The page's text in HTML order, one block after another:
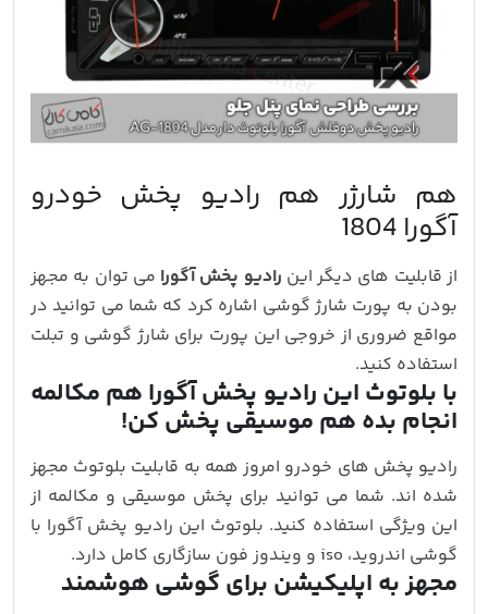
هم شارژر هم رادیو پخش خودرو
آگورا 1804
از قابلیت های دیگر این رادیو پخش آگورا می توان به مجهز
بودن به پورت شارژ گوشی اشاره کرد که شما می توانید در
مواقع ضروری از خروجی این پورت برای شارژ گوشی و تبلت
استفاده کنید.
با بلوتوث این رادیو پخش آگورا هم مکالمه
انجام بده هم موسیقی پخش کن!
رادیو پخش های خودرو امروز همه به قابلیت بلوتوث مجهز
شده اند. شما می توانید برای پخش موسیقی و مکالمه از
این ویژگی استفاده کنید. بلوتوث این رادیو پخش آگورا با
گوشی اندروید، iso و ویندوز فون سازگاری کامل دارد.
مجهز به اپلیکیشن برای گوشی هوشمند